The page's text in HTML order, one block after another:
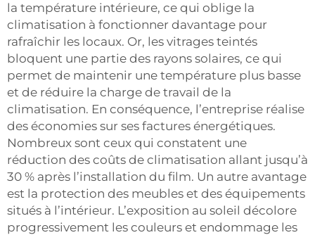
la température intérieure, ce qui oblige la
climatisation à fonctionner davantage pour
rafraîchir les locaux. Or, les vitrages teintés
bloquent une partie des rayons solaires, ce qui
permet de maintenir une température plus basse
et de réduire la charge de travail de la
climatisation. En conséquence, l’entreprise réalise
des économies sur ses factures énergétiques.
Nombreux sont ceux qui constatent une
réduction des coûts de climatisation allant jusqu’à
30 % après l’installation du film. Un autre avantage
est la protection des meubles et des équipements
situés à l’intérieur. L’exposition au soleil décolore
progressivement les couleurs et endommage les